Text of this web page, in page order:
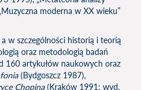
moderna w XX wieku”
w szczególności historią i teorią
oraz metodologią badań
160 artykułów naukowych oraz
(Bydgoszcz 1987),
Chopina(Kraków 1991; wyd.